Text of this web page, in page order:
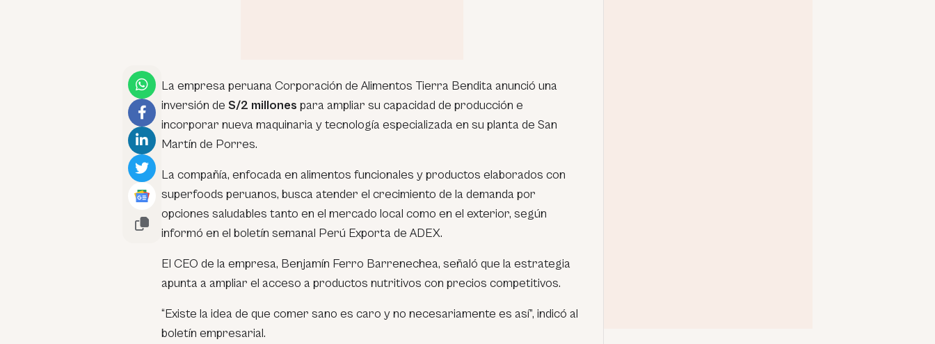
La empresa peruana Corporación de Alimentos Tierra Bendita anunció una
inversión de S/2 millones para ampliar su capacidad de producción e
incorporar nueva maquinaria y tecnología especializada en su planta de San
Martín de Porres.
La compañía, enfocada en alimentos funcionales y productos elaborados con
superfoods peruanos, busca atender el crecimiento de la demanda por
opciones saludables tanto en el mercado local como en el exterior, según
informó en el boletín semanal Perú Exporta de ADEX.
El CEO de la empresa, Benjamín Ferro Barrenechea, señaló que la estrategia
apunta a ampliar el acceso a productos nutritivos con precios competitivos.
“Existe la idea de que comer sano es caro y no necesariamente es así”, indicó al
boletín empresarial.